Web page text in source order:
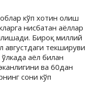
кўп хотин олиш
нисбатан аёллар
Бироқ миллий
августдаги текшируви
аёл билан
ва 60дан
сони кўп